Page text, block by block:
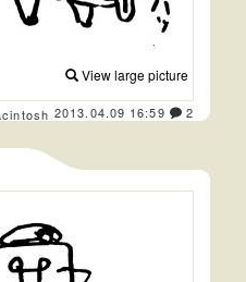
View large picture
2013.04.09 16:59 2